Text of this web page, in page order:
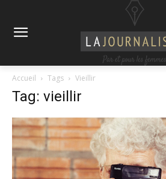
Accueil Tags Vieillir
Tag: vieillir